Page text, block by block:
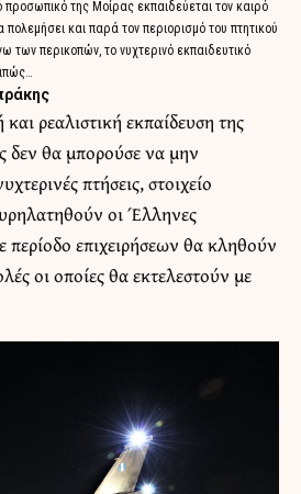
προσωπικό της Μοίρας εκπαιδεύεται τον καιρό
και παρά τον περιορισμό του πτητικού
των περικοπών, το νυχτερινό εκπαιδευτικό
ρεαλιστική εκπαίδευση της
δεν θα μπορούσε να μην
πτήσεις, στοιχείο
οι Έλληνες
περίοδο επιχειρήσεων θα κληθούν
οι οποίες θα εκτελεστούν με